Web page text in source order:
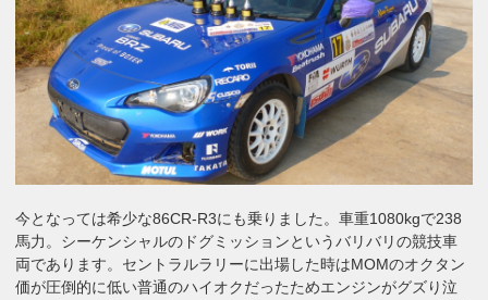
今となっては希少な86CR-R3にも乗りました。車重1080kgで238
馬力。シーケンシャルのドグミッションというバリバリの競技車
両であります。セントラルラリーに出場した時はMOMのオクタン
価が圧倒的に低い普通のハイオクだったためエンジンがグズり泣